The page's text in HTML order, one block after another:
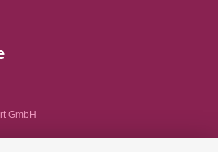
GmbH